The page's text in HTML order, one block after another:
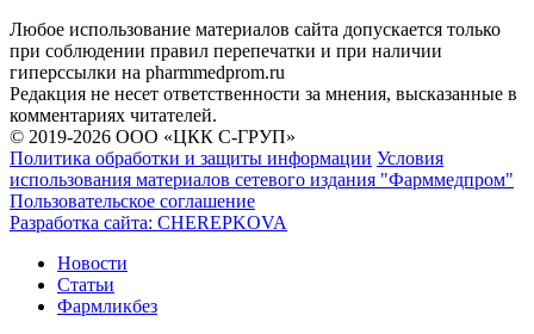
Любое использование материалов сайта допускается только
при соблюдении правил перепечатки и при наличии
гиперссылки на pharmmedprom.ru
Редакция не несет ответственности за мнения, высказанные в
комментариях читателей.
© 2019-2026 ООО «ЦКК С-ГРУП»
Политика обработки и защиты информации Условия
использования материалов сетевого издания "Фарммедпром"
Пользовательское соглашение
Разработка сайта: CHEREPKOVA
Новости
Статьи
Фармликбез